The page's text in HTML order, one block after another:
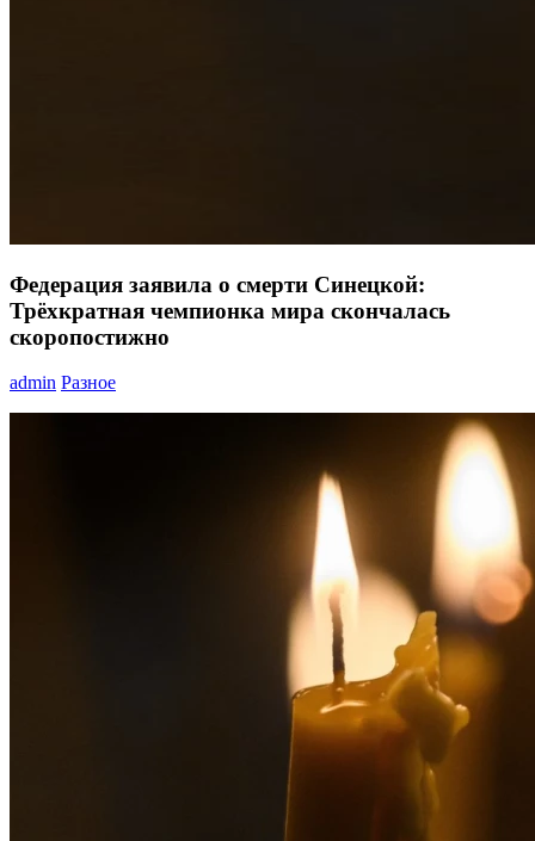
Федерация заявила о смерти Синецкой:
Трёхкратная чемпионка мира скончалась
скоропостижно
admin Разное